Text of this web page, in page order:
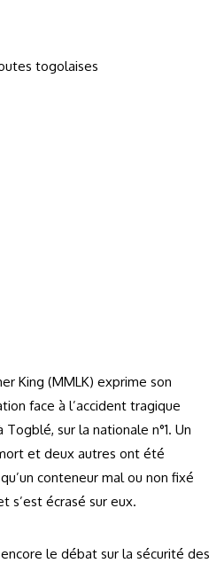
togolaises
King (MMLK) exprime son
face à l’accident tragique
sur la nationale n°1. Un
et deux autres ont été
conteneur mal ou non fixé
s’est écrasé sur eux.
le débat sur la sécurité des